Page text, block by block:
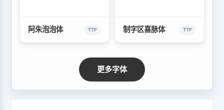
阿朱泡泡体 TTF 制字区喜脉体 TTF
更多字体